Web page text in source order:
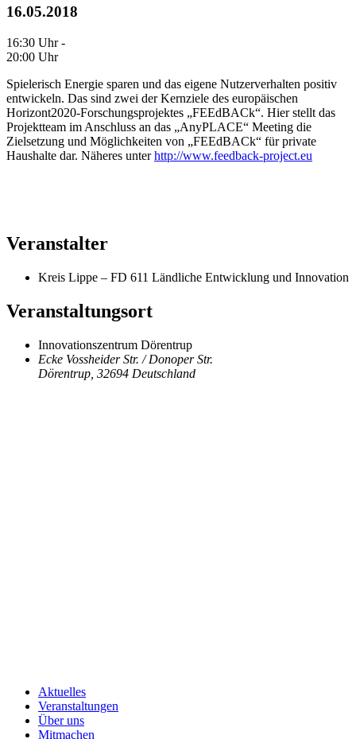
16.05.2018
16:30 Uhr -
20:00 Uhr
Spielerisch Energie sparen und das eigene Nutzerverhalten positiv
entwickeln. Das sind zwei der Kernziele des europäischen
Horizont2020-Forschungsprojektes „FEEdBACk“. Hier stellt das
Projektteam im Anschluss an das „AnyPLACE“ Meeting die
Zielsetzung und Möglichkeiten von „FEEdBACk“ für private
Haushalte dar. Näheres unterhttp://www.feedback-project.eu
Veranstalter
Kreis Lippe – FD 611 Ländliche Entwicklung und Innovation
Veranstaltungsort
Innovationszentrum Dörentrup
Ecke Vossheider Str. / Donoper Str.
Dörentrup 32694 Deutschland
Aktuelles
Veranstaltungen
Über uns
Mitmachen